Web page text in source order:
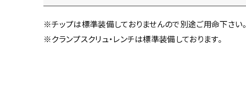
※チップは標準装備しておりませんので別途ご用命下さい。
※クランプスクリュ・レンチは標準装備しております。